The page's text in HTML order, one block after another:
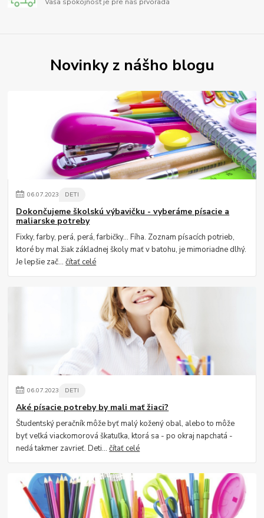
Vaša spokojnosť je pre nás prvoradá
Novinky z nášho blogu
06.07.2023 DETI
Dokončujeme školskú výbavičku - vyberáme písacie a
maliarske potreby
Fixky, farby, perá, perá, farbičky... Fíha. Zoznam písacích potrieb,
ktoré by mal žiak základnej školy mať v batohu, je mimoriadne dlhý.
Je lepšie zač...čítať celé
06.07.2023 DETI
Aké písacie potreby by mali mať žiaci?
Študentský peračník môže byť malý kožený obal, alebo to môže
byť veľká viackomorová škatuľka, ktorá sa - po okraj napchatá -
nedá takmer zavrieť. Deti...čítať celé